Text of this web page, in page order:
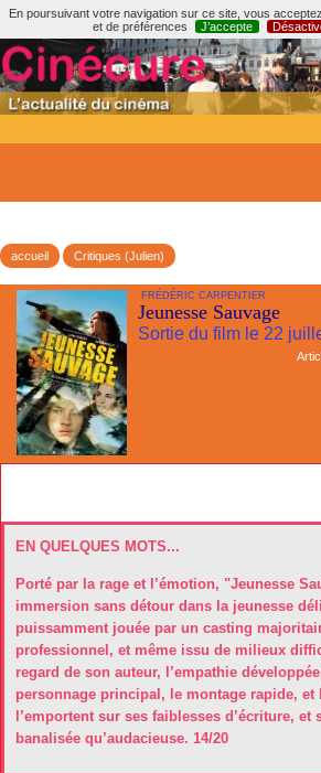
En poursuivant votre navigation sur ce site, vous
et de préférences
J’accepte
accueil Critiques (Julien)
FRÉDÉRIC CARPENTIER
Jeunesse Sauvage
Sortie du film le 22
EN QUELQUES MOTS...
Porté par la rage et l’émotion, "Jeunesse
immersion sans détour dans la jeunesse
puissamment jouée par un casting
professionnel, et même issu de milieux
regard de son auteur, l’empathie
personnage principal, le montage rapide, et
l’emportent sur ses faiblesses d’écriture,
banalisée qu’audacieuse. 14/20